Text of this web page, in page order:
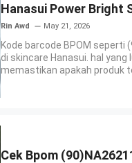
Hanasui Power Bright
Rin Awd May 21, 2026
Kode barcode BPOM seperti
di skincare Hanasui. hal yang
memastikan apakah produk
Cek Bpom